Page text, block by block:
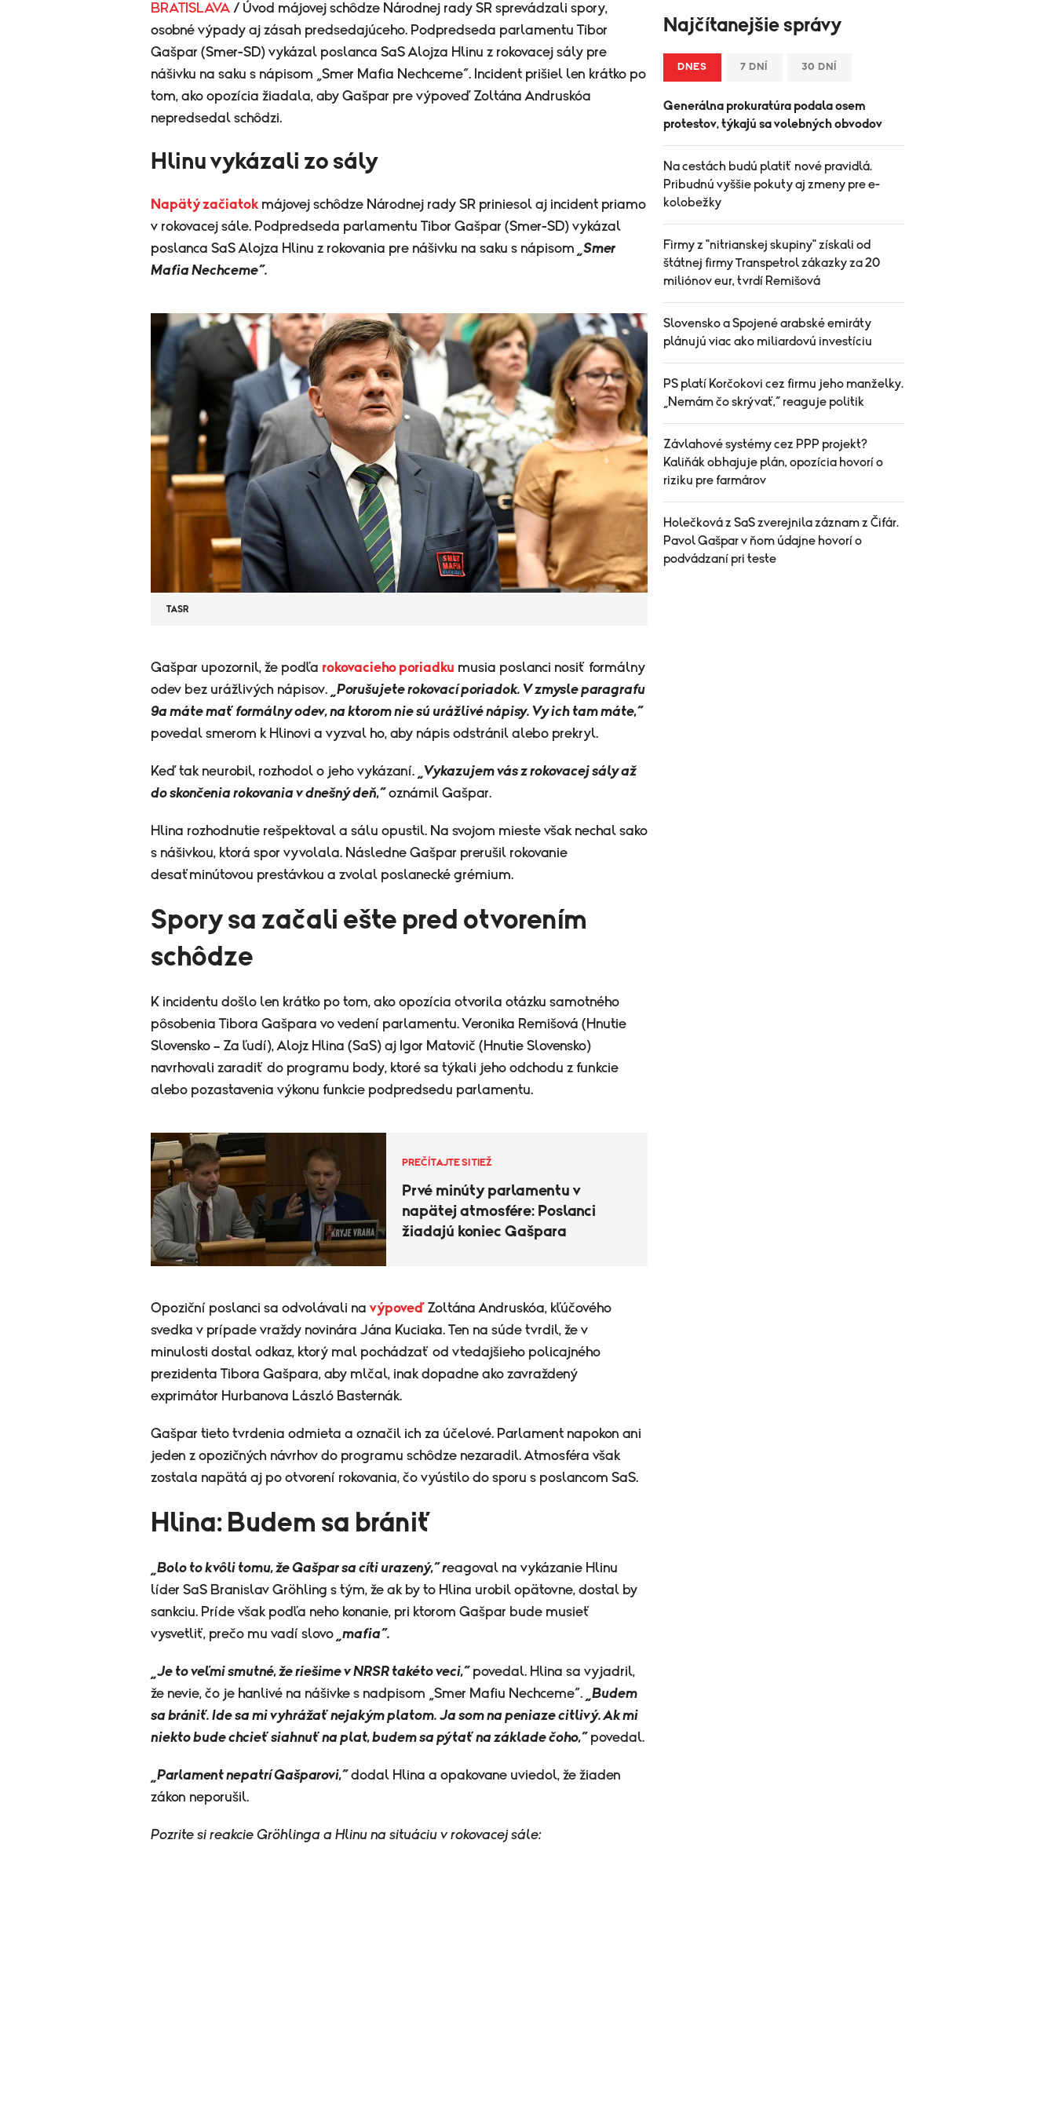
BRATISLAVA / Úvod májovej schôdze Národnej rady SR sprevádzali spory,
osobné výpady aj zásah predsedajúceho. Podpredseda parlamentu Tibor
Gašpar (Smer-SD) vykázal poslanca SaS Alojza Hlinu z rokovacej sály pre
nášivku na saku s nápisom „Smer Mafia Nechceme“. Incident prišiel len krátko po
tom, ako opozícia žiadala, aby Gašpar pre výpoveď Zoltána Andruskóa
nepredsedal schôdzi.
Hlinu vykázali zo sály
Napätý začiatokmájovej schôdze Národnej rady SR priniesol aj incident priamo
v rokovacej sále. Podpredseda parlamentu Tibor Gašpar (Smer-SD) vykázal
poslanca SaS Alojza Hlinu z rokovania pre nášivku na saku s nápisom „Smer
Mafia Nechceme“.
TASR
​Gašpar upozornil, že podľa rokovacieho poriadku musia poslanci nosiť formálny
odev bez urážlivých nápisov.
„Porušujete rokovací poriadok. V zmysle paragrafu
9a máte mať formálny odev, na ktorom nie sú urážlivé nápisy. Vy ich tam máte,“
povedal smerom k Hlinovi a vyzval ho, aby nápis odstránil alebo prekryl.
Keď tak neurobil, rozhodol o jeho vykázaní.
„Vykazujem vás z rokovacej sály až
do skončenia rokovania v dnešný deň,“ oznámil Gašpar.
Hlina rozhodnutie rešpektoval a sálu opustil. Na svojom mieste však nechal sako
s nášivkou, ktorá spor vyvolala. Následne Gašpar prerušil rokovanie
desaťminútovou prestávkou a zvolal poslanecké grémium.
Spory sa začali ešte pred otvorením
schôdze
K incidentu došlo len krátko po tom, ako opozícia otvorila otázku samotného
pôsobenia Tibora Gašpara vo vedení parlamentu. Veronika Remišová (Hnutie
Slovensko – Za ľudí), Alojz Hlina (SaS) aj Igor Matovič (Hnutie Slovensko)
navrhovali zaradiť do programu body, ktoré sa týkali jeho odchodu z funkcie
alebo pozastavenia výkonu funkcie podpredsedu parlamentu.
PREČÍTAJTE SI TIEŽ
Prvé minúty parlamentu v
napätej atmosfére: Poslanci
žiadajú koniec Gašpara
Opoziční poslanci sa odvolávali na výpoveďZoltána Andruskóa, kľúčového
svedka v prípade vraždy novinára Jána Kuciaka. Ten na súde tvrdil, že v
minulosti dostal odkaz, ktorý mal pochádzať od vtedajšieho policajného
prezidenta Tibora Gašpara, aby mlčal, inak dopadne ako zavraždený
exprimátor Hurbanova László Basternák.
Gašpar tieto tvrdenia odmieta a označil ich za účelové. Parlament napokon ani
jeden z opozičných návrhov do programu schôdze nezaradil. Atmosféra však
zostala napätá aj po otvorení rokovania, čo vyústilo do sporu s poslancom SaS.
Hlina: Budem sa brániť
„Bolo to kvôli tomu, že Gašpar sa cíti urazený,“ reagoval na vykázanie Hlinu
líder SaS Branislav Gröhling s tým, že ak by to Hlina urobil opätovne, dostal by
sankciu. Príde však podľa neho konanie, pri ktorom Gašpar bude musieť
vysvetliť, prečo mu vadí slovo „mafia“.
„Je to veľmi smutné, že riešime v NRSR takéto veci,“ povedal. Hlina sa vyjadril,
že nevie, čo je hanlivé na nášivke s nadpisom „Smer Mafiu Nechceme“.
„Budem
sa brániť. Ide sa mi vyhrážať nejakým platom. Ja som na peniaze citlivý. Ak mi
niekto bude chcieť siahnuť na plat, budem sa pýtať na základe čoho,“ povedal.
„Parlament nepatrí Gašparovi,“ dodal Hlina a opakovane uviedol, že žiaden
zákon neporušil.
Pozrite si reakcie Gröhlinga a Hlinu na situáciu v rokovacej sále:
Najčítanejšie správy
DNES 7 DNÍ 30 DNÍ
Generálna prokuratúra podala osem
protestov, týkajú sa volebných obvodov
Na cestách budú platiť nové pravidlá.
Pribudnú vyššie pokuty aj zmeny pre e-
kolobežky
Firmy z "nitrianskej skupiny" získali od
štátnej firmy Transpetrol zákazky za 20
miliónov eur, tvrdí Remišová
Slovensko a Spojené arabské emiráty
plánujú viac ako miliardovú investíciu
PS platí Korčokovi cez firmu jeho manželky.
„Nemám čo skrývať,“ reaguje politik
Závlahové systémy cez PPP projekt?
Kaliňák obhajuje plán, opozícia hovorí o
riziku pre farmárov
Holečková z SaS zverejnila záznam z Čifár.
Pavol Gašpar v ňom údajne hovorí o
podvádzaní pri teste